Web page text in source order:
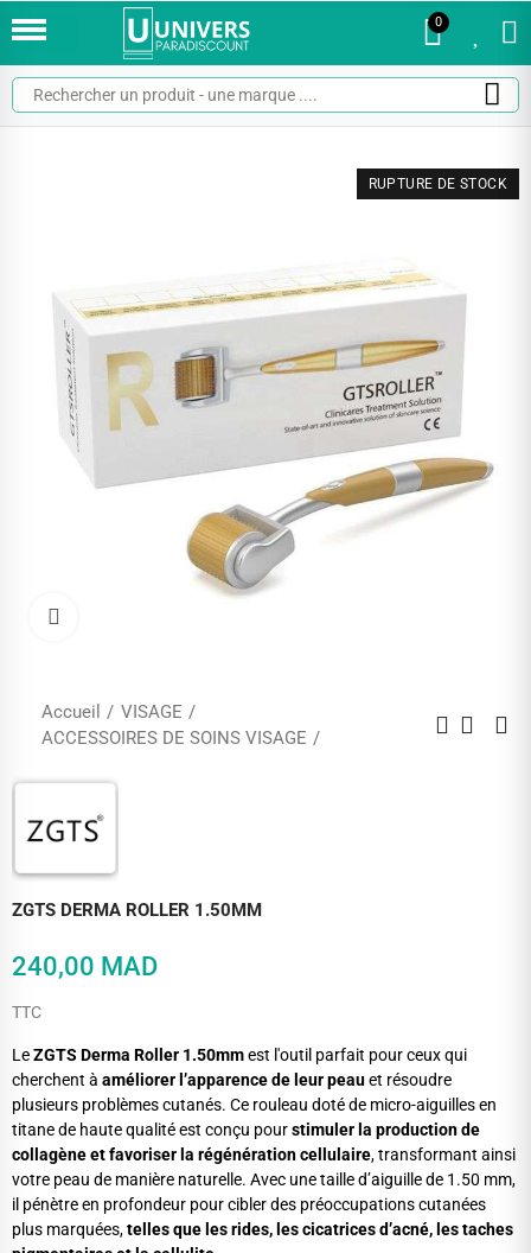
0
RUPTURE DE STOCK
Accueil
VISAGE
ACCESSOIRES DE SOINS VISAGE
ZGTS DERMA ROLLER 1.50MM
240,00 MAD
TTC
LeZGTS Derma Roller 1.50mmest l'outil parfait pour ceux qui
cherchent à améliorer l’apparence de leur peauet résoudre
plusieurs problèmes cutanés. Ce rouleau doté de micro-aiguilles en
titane de haute qualité est conçu pourstimuler la production de
collagène et favoriser la régénération cellulaire, transformant ainsi
votre peau de manière naturelle. Avec une taille d’aiguille de 1.50 mm,
il pénètre en profondeur pour cibler des préoccupations cutanées
plus marquées,telles que les rides, les cicatrices d’acné, les taches